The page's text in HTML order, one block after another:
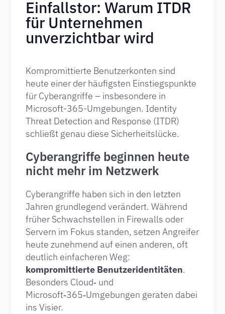
Einfallstor: Warum ITDR
für Unternehmen
unverzichtbar wird
Kompromittierte Benutzerkonten sind
heute einer der häufigsten Einstiegspunkte
für Cyberangriffe – insbesondere in
Microsoft-365-Umgebungen. Identity
Threat Detection and Response (ITDR)
schließt genau diese Sicherheitslücke.
Cyberangriffe beginnen heute
nicht mehr im Netzwerk
Cyberangriffe haben sich in den letzten
Jahren grundlegend verändert. Während
früher Schwachstellen in Firewalls oder
Servern im Fokus standen, setzen Angreifer
heute zunehmend auf einen anderen, oft
deutlich einfacheren Weg:
kompromittierte Benutzeridentitäten.
Besonders Cloud‑ und
Microsoft‑365‑Umgebungen geraten dabei
ins Visier.